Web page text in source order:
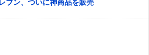
ブン、ついに神商品を販売